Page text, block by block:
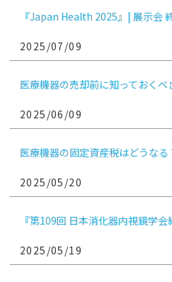
『Japan Health 2025』| 展示会
2025/07/09
医療機器の売却前に知っておく
2025/06/09
医療機器の固定資産税はどうな
2025/05/20
『第109回 日本消化器内視鏡学
2025/05/19